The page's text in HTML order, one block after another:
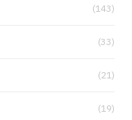
(143)
(33)
(21)
(19)